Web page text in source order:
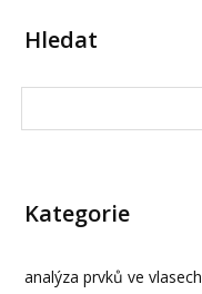
Hledat
Kategorie
analýza prvků ve vlasech